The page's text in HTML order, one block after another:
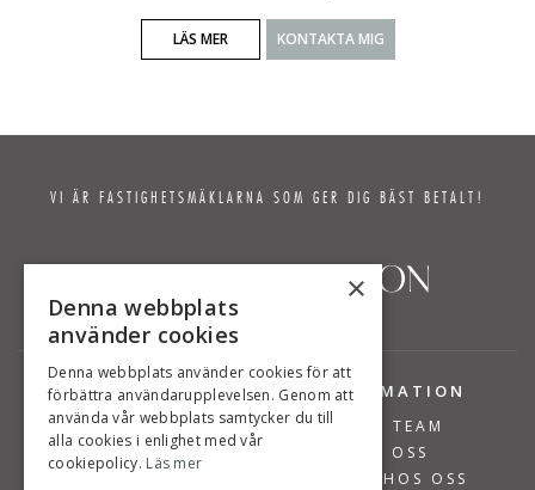
LÄS MER KONTAKTA MIG
VI ÄR FASTIGHETSMÄKLARNA SOM GER DIG BÄST BETALT!
TJÄNSTER
BOSTÄDER TILL SALU
SÄLJA BOSTAD
VÄRDERA BOSTAD
INFORMATION
VÅRT TEAM
OM OSS
JOBBA HOS OSS
×
Denna webbplats
använder cookies
Denna webbplats använder cookies för att
förbättra användarupplevelsen. Genom att
använda vår webbplats samtycker du till
alla cookies i enlighet med vår
cookiepolicy. Läs mer